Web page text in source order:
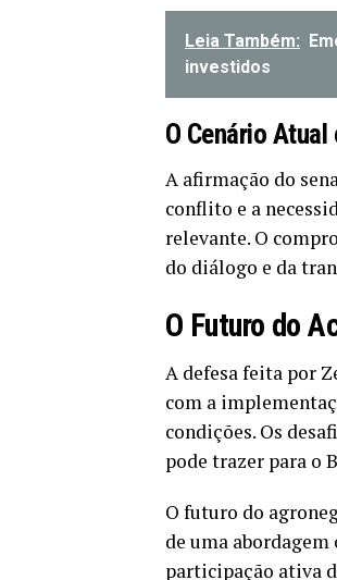
Leia Também:
investidos
O Cenário
A afirmação do
conflito e a
relevante. O
do diálogo e da
O Futuro do
A defesa feita por
com a
condições. Os
pode trazer para o
O futuro do
de uma
participação ativa